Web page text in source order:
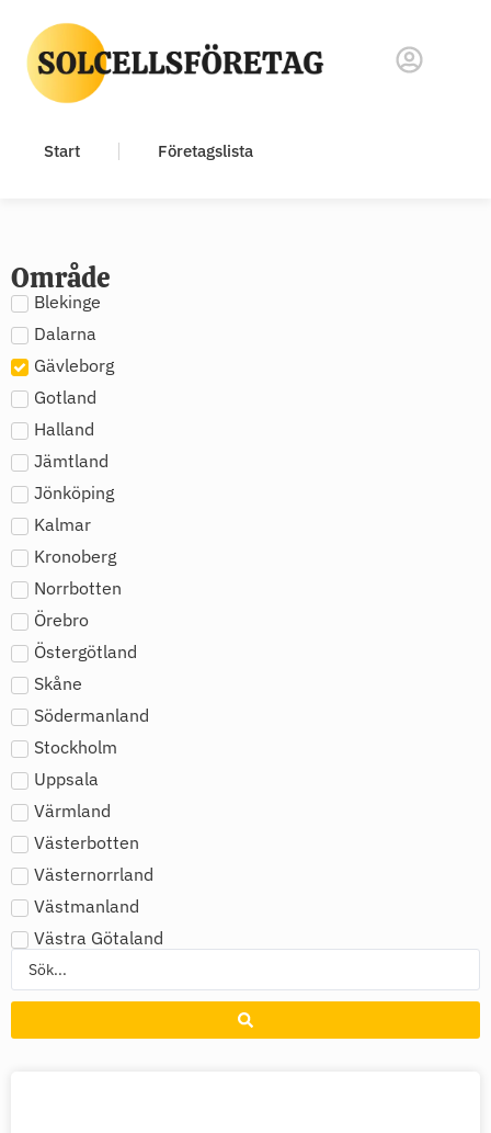
Start Företagslista
Område
Blekinge
Dalarna
Gävleborg
Gotland
Halland
Jämtland
Jönköping
Kalmar
Kronoberg
Norrbotten
Örebro
Östergötland
Skåne
Södermanland
Stockholm
Uppsala
Värmland
Västerbotten
Västernorrland
Västmanland
Västra Götaland